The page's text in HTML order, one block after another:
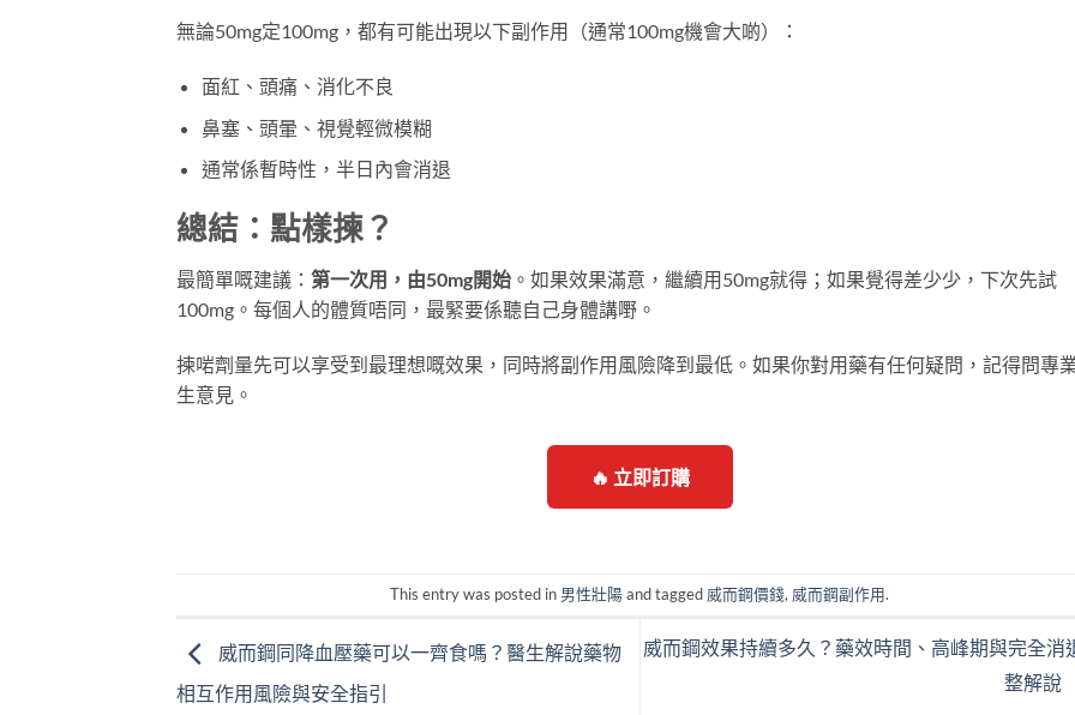
無論50mg定100mg，都有可能出現以下副作用（通常100mg機會大啲）：
面紅、頭痛、消化不良
鼻塞、頭暈、視覺輕微模糊
通常係暫時性，半日內會消退
總結：點樣揀？
最簡單嘅建議： 第一次用，由50mg開始 。如果效果滿意，繼續用50mg就得；如果覺得差少少，下次先試
100mg。每個人的體質唔同，最緊要係聽自己身體講嘢。
揀啱劑量先可以享受到最理想嘅效果，同時將副作用風險降到最低。如果你對用藥有任何疑問，記得問專
生意見。
🔥 立即訂購
This entry was posted in 男性壯陽and tagged 威而鋼價錢, 威而鋼副作用.
威而鋼同降血壓藥可以一齊食嗎？醫生解說藥物
相互作用風險與安全指引
威而鋼效果持續多久？藥效時間、高峰期與完全消
整解說